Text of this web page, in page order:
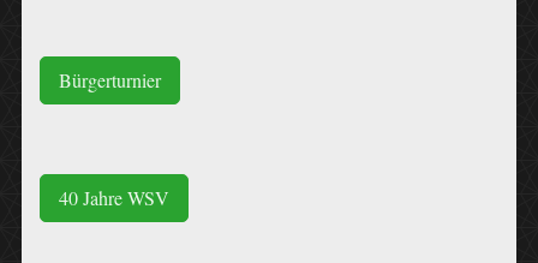
Bürgerturnier
40 Jahre WSV